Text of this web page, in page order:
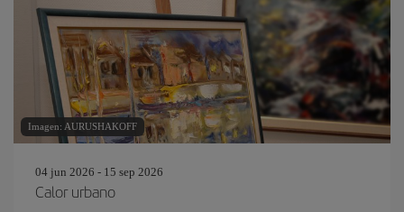
Imagen: AURUSHAKOFF
04 jun 2026 - 15 sep 2026
Calor urbano